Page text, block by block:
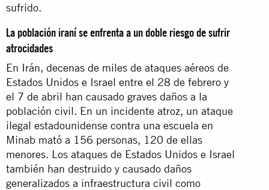
sufrido.
La población iraní se enfrenta a un doble riesgo de sufrir
atrocidades
En Irán, decenas de miles de ataques aéreos de
Estados Unidos e Israel entre el 28 de febrero y
el 7 de abril han causado graves daños a la
población civil. En un incidente atroz, un ataque
ilegal estadounidense contra una escuela en
Minab mató a 156 personas, 120 de ellas
menores. Los ataques de Estados Unidos e Israel
también han destruido y causado daños
generalizados a infraestructura civil como